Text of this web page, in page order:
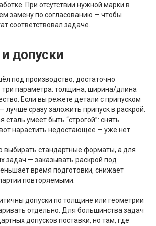
При отсутствии нужной марки в
замену по согласованию — чтобы
соответствовал задаче.
допуски
под производство, достаточно
три параметра: толщина, ширина/длина
Если вы режете детали с припуском
лучше сразу заложить припуск в раскрой.
сталь умеет быть “строгой”: снять
нарастить недостающее — уже нет.
выбирать стандартные форматы, а для
задач — заказывать раскрой под
время подготовки, снижает
повторяемыми.
допуски по толщине или геометрии
отдельно. Для большинства задач
допусков поставки, но там, где